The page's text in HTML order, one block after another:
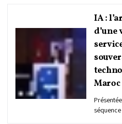
IA :
d’une
Maroc
séquence